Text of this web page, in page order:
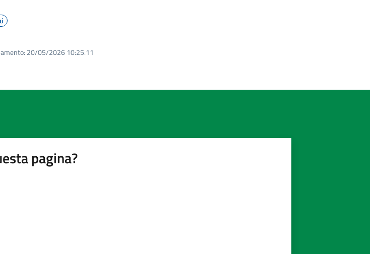
20/05/2026 10:25.11
pagina?